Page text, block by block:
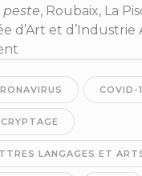
peste, Roubaix, La
d’Art et d’Industrie
COVID-
LANGAGES ET